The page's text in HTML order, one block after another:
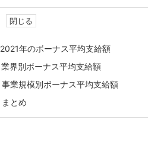
2021年のボーナス平均支給額
業界別ボーナス平均支給額
事業規模別ボーナス平均支給額
まとめ